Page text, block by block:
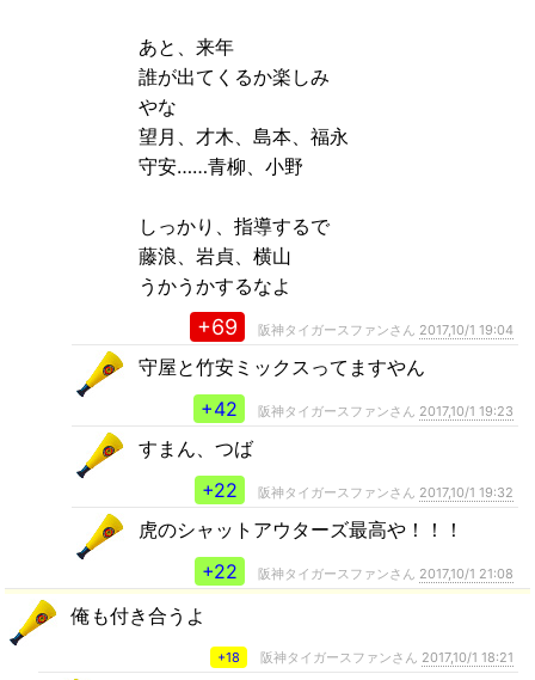
あと、来年
誰が出てくるか楽しみ
やな
望月、才木、島本、福永
守安……青柳、小野
しっかり、指導するで
藤浪、岩貞、横山
うかうかするなよ
+69 阪神タイガースファンさん 2017,10/1 19:04
守屋と竹安ミックスってますやん
+42
阪神タイガースファンさん 2017,10/1 19:23
すまん、つば
+22
阪神タイガースファンさん 2017,10/1 19:32
虎のシャットアウターズ最高や！！！
+22
阪神タイガースファンさん 2017,10/1 21:08
俺も付き合うよ
+18 阪神タイガースファンさん 2017,10/1 18:21